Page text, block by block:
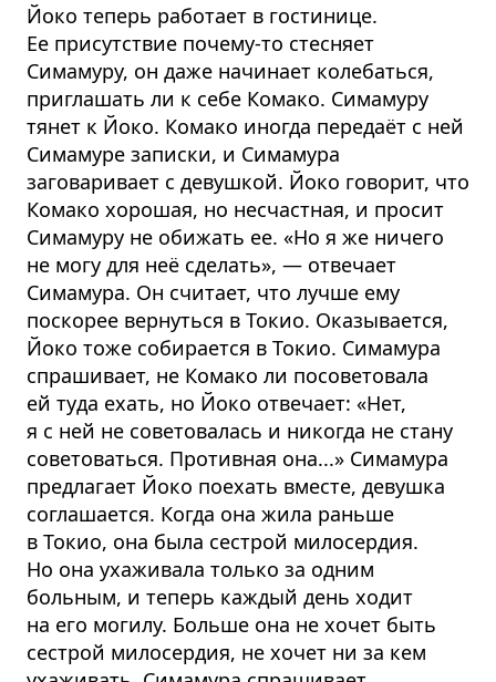
Йоко теперь работает в гостинице.
Ее присутствие почему-то стесняет
Симамуру, он даже начинает колебаться,
приглашать ли к себе Комако. Симамуру
тянет к Йоко. Комако иногда передаёт с ней
Симамуре записки, и Симамура
заговаривает с девушкой. Йоко говорит, что
Комако хорошая, но несчастная, и просит
Симамуру не обижать ее. «Но я же ничего
не могу для неё сделать», — отвечает
Симамура. Он считает, что лучше ему
поскорее вернуться в Токио. Оказывается,
Йоко тоже собирается в Токио. Симамура
спрашивает, не Комако ли посоветовала
ей туда ехать, но Йоко отвечает: «Нет,
я с ней не советовалась и никогда не стану
советоваться. Противная она...» Симамура
предлагает Йоко поехать вместе, девушка
соглашается. Когда она жила раньше
в Токио, она была сестрой милосердия.
Но она ухаживала только за одним
больным, и теперь каждый день ходит
на его могилу. Больше она не хочет быть
сестрой милосердия, не хочет ни за кем